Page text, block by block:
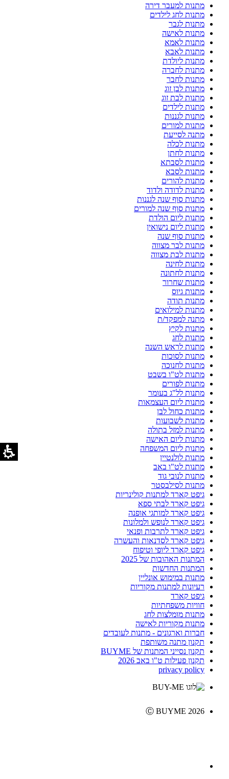
מתנות למעבר דירה
מתנות לחג לילדים
מתנות לגבר
מתנות לאישה
מתנות לאמא
מתנות לאבא
מתנות ליולדת
מתנות לחברה
מתנות לחבר
מתנות לבן זוג
מתנות לבת זוג
מתנות לילדים
מתנות לגננות
מתנות למורים
מתנה לסייעת
מתנות לכלה
מתנות לחתן
מתנות לסבתא
מתנות לסבא
מתנות להורים
מתנות לדודה ולדוד
מתנות סוף שנה לגננות
מתנות סוף שנה למורים
מתנות ליום הולדת
מתנות ליום נישואין
מתנות סוף שנה
מתנות לבר מצווה
מתנות לבת מצווה
מתנות לחינה
מתנות לחתונה
מתנות שחרור
מתנות גיוס
מתנות תודה
מתנות למילואים
מתנה למפקד/ת
מתנות לקיץ
מתנות לחג
מתנות לראש השנה
מתנות לסוכות
מתנות לחנוכה
מתנות לט"ו בשבט
מתנות לפורים
מתנות לל"ג בעומר
מתנות ליום העצמאות
מתנות כחול לבן
מתנות לשבועות
מתנות למזל בתולה
מתנות ליום האישה
מתנות ליום המשפחה
מתנות לולנטיין
מתנות לט"ו באב
מתנות לנובי גוד
מתנות לסילבסטר
גיפט קארד למתנות קולינריות
גיפט קארד לבתי ספא
גיפט קארד למותגי אופנה
גיפט קארד לנופש ולמלונות
גיפט קארד לתרבות ופנאי
גיפט קארד לסדנאות והעשרה
גיפט קארד ליופי וטיפוח
המתנות האהובות של 2025
המתנות החדשות
מתנות במימוש אונליין
רעיונות למתנות מקוריות
גיפט קארד
חוויות משפחתיות
מתנות מומלצות לחג
מתנות מקוריות לאישה
חברות וארגונים - מתנות לעובדים
תקנון מתנה משותפת
תקנון נסייני המתנות של BUYME
תקנון פעילות ט"ו באב 2026
privacy policy
Ⓒ BUYME 2026